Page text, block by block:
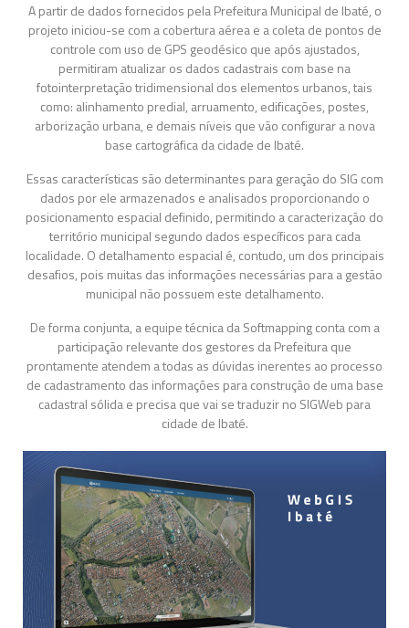
A partir de dados fornecidos pela Prefeitura Municipal de Ibaté, o
projeto iniciou-se com a cobertura aérea e a coleta de pontos de
controle com uso de GPS geodésico que após ajustados,
permitiram atualizar os dados cadastrais com base na
fotointerpretação tridimensional dos elementos urbanos, tais
como: alinhamento predial, arruamento, edificações, postes,
arborização urbana, e demais níveis que vão configurar a nova
base cartográfica da cidade de Ibaté.
Essas características são determinantes para geração do SIG com
dados por ele armazenados e analisados proporcionando o
posicionamento espacial definido, permitindo a caracterização do
território municipal segundo dados específicos para cada
localidade. O detalhamento espacial é, contudo, um dos principais
desafios, pois muitas das informações necessárias para a gestão
municipal não possuem este detalhamento.
De forma conjunta, a equipe técnica da Softmapping conta com a
participação relevante dos gestores da Prefeitura que
prontamente atendem a todas as dúvidas inerentes ao processo
de cadastramento das informações para construção de uma base
cadastral sólida e precisa que vai se traduzir no SIGWeb para
cidade de Ibaté.